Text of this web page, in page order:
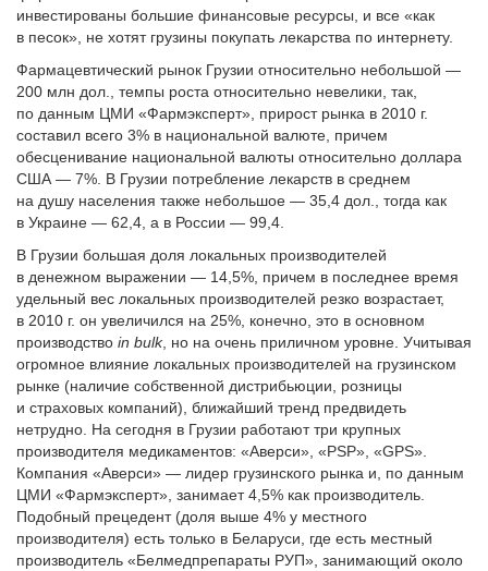
инвестированы большие финансовые ресурсы, и все «как
в песок», не хотят грузины покупать лекарства по интернету.
Фармацевтический рынок Грузии относительно небольшой —
200 млн дол., темпы роста относительно невелики, так,
по данным ЦМИ «Фармэксперт», прирост рынка в 2010 г.
составил всего 3% в национальной валюте, причем
обесценивание национальной валюты относительно доллара
США — 7%. В Грузии потребление лекарств в среднем
на душу населения также небольшое — 35,4 дол., тогда как
в Украине — 62,4, а в России — 99,4.
В Грузии большая доля локальных производителей
в денежном выражении — 14,5%, причем в последнее время
удельный вес локальных производителей резко возрастает,
в 2010 г. он увеличился на 25%, конечно, это в основном
производство in bulk, но на очень приличном уровне. Учитывая
огромное влияние локальных производителей на грузинском
рынке (наличие собственной дистрибьюции, розницы
и страховых компаний), ближайший тренд предвидеть
нетрудно. На сегодня в Грузии работают три крупных
производителя медикаментов: «Аверси», «PSP», «GPS».
Компания «Аверси» — лидер грузинского рынка и, по данным
ЦМИ «Фармэксперт», занимает 4,5% как производитель.
Подобный прецедент (доля выше 4% у местного
производителя) есть только в Беларуси, где есть местный
производитель «Белмедпрепараты РУП», занимающий около